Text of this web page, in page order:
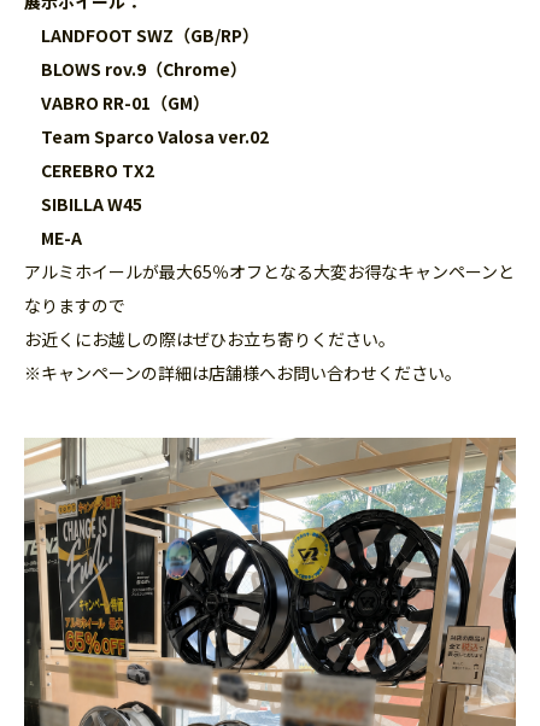
LANDFOOT SWZ （GB/RP）
BLOWS rov.9（Chrome）
VABRO RR-01（GM）
Team Sparco Valosa ver.02
CEREBRO TX2
SIBILLA W45
ME-A
アルミホイールが最大65％オフとなる大変お得なキャンペーンと
なりますので
お近くにお越しの際はぜひお立ち寄りください。
※キャンペーンの詳細は店舗様へお問い合わせください。